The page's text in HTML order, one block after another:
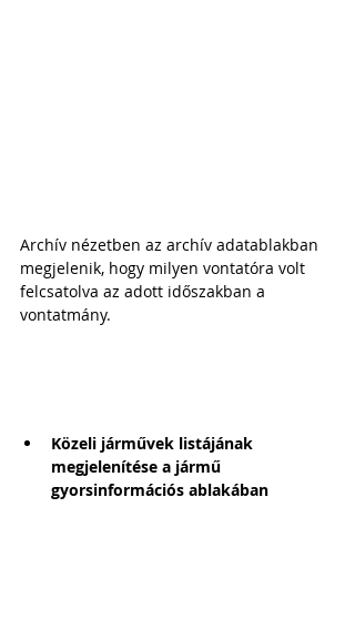
Archív nézetben az archív adatablakban
megjelenik, hogy milyen vontatóra volt
felcsatolva az adott időszakban a
vontatmány.
Közeli járművek listájának
megjelenítése a jármű
gyorsinformációs ablakában